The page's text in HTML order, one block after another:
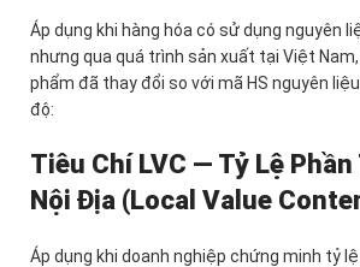
Áp dụng khi hàng hóa có sử dụng nguyên
nhưng qua quá trình sản xuất tại Việt
phẩm đã thay đổi so với mã HS nguyên
độ:
Tiêu Chí LVC — Tỷ Lệ Phần
Nội Địa (Local Value
Áp dụng khi doanh nghiệp chứng minh tỷ